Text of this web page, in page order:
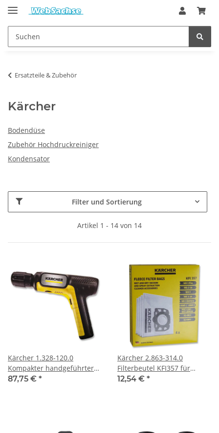
Ersatzteile & Zubehör
Kärcher
Bodendüse
Zubehör Hochdruckreiniger
Kondensator
Filter und Sortierung
Artikel 1 - 14 von 14
Kärcher 1.328-120.0
Kompakter handgeführter
Mitteldruckreiniger
87,75 € *
Kärcher 2.863-314.0
Filterbeutel KFI357 für
Nass-/Trockensauger 4
12,54 € *